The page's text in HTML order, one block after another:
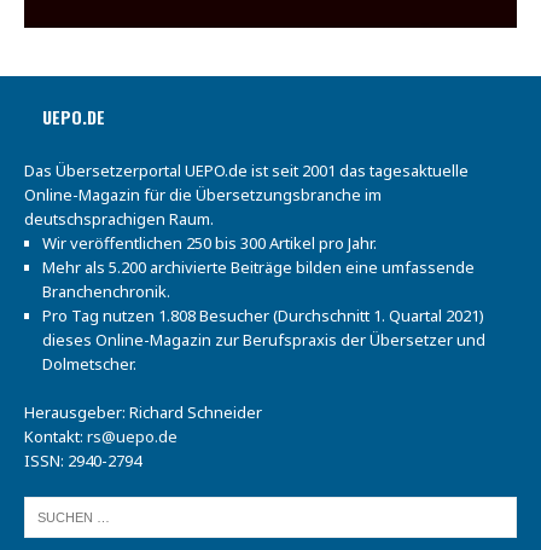
UEPO.DE
Das Übersetzerportal UEPO.de ist seit 2001 das tagesaktuelle
Online-Magazin für die Übersetzungsbranche im
deutschsprachigen Raum.
Wir veröffentlichen 250 bis 300 Artikel pro Jahr.
Mehr als 5.200 archivierte Beiträge bilden eine umfassende
Branchenchronik.
Pro Tag nutzen 1.808 Besucher (Durchschnitt 1. Quartal 2021)
dieses Online-Magazin zur Berufspraxis der Übersetzer und
Dolmetscher.
Herausgeber: Richard Schneider
Kontakt: rs@uepo.de
ISSN: 2940-2794